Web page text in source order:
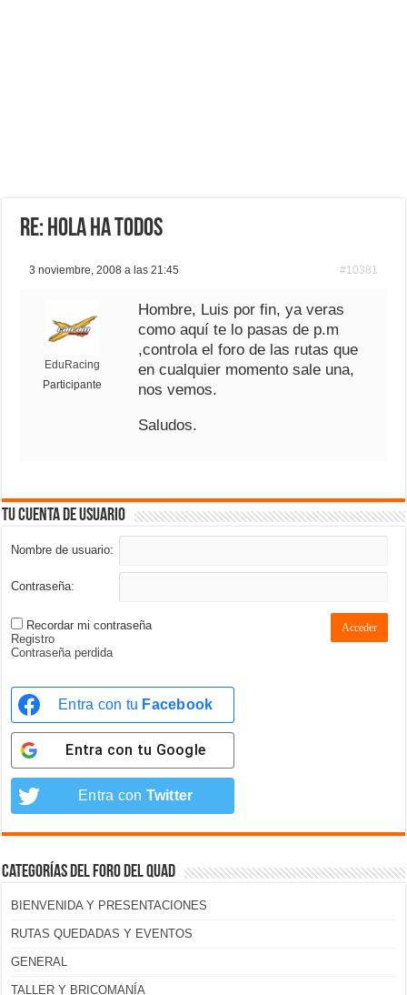
Re: Hola ha todos
3 noviembre, 2008 a las 21:45 #10381
EduRacing
Participante
Hombre, Luis por fin, ya veras
como aquí te lo pasas de p.m
,controla el foro de las rutas que
en cualquier momento sale una,
nos vemos.
Saludos.
Tu cuenta de usuario
Nombre de usuario:
Contraseña:
Recordar mi contraseña Acceder
Registro
Contraseña perdida
Entra con tu Facebook
Entra con tu Google
Entra con Twitter
Categorías del foro del Quad
BIENVENIDA Y PRESENTACIONES
RUTAS QUEDADAS Y EVENTOS
GENERAL
TALLER Y BRICOMANÍA